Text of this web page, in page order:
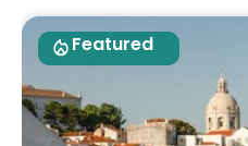
Featured